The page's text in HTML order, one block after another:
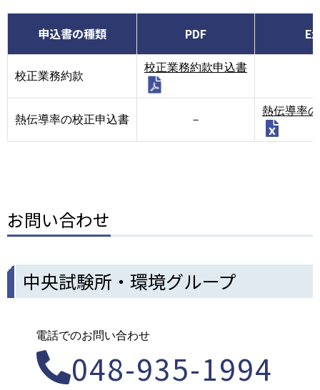
申込書の種類 PDF
校正業務約款
校正業務約款申込書
熱伝導率の校正申込書 －
熱伝導率
お問い合わせ
中央試験所・環境グループ
電話でのお問い合わせ
048-935-1994